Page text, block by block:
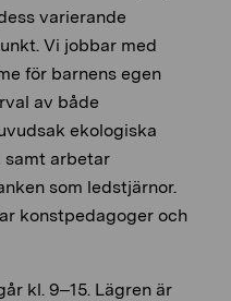
varierande
Vi jobbar med
för barnens egen
av både
ekologiska
samt arbetar
som ledstjärnor.
konstpedagoger och
kl. 9–15. Lägren är